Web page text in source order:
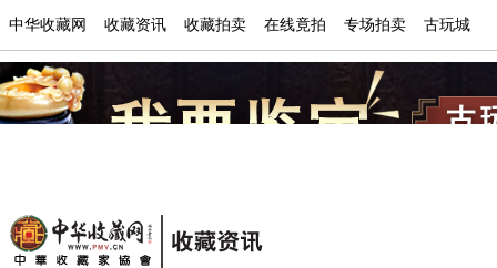
中华收藏网 收藏资讯 收藏拍卖 在线竟拍 专场拍卖 古玩城